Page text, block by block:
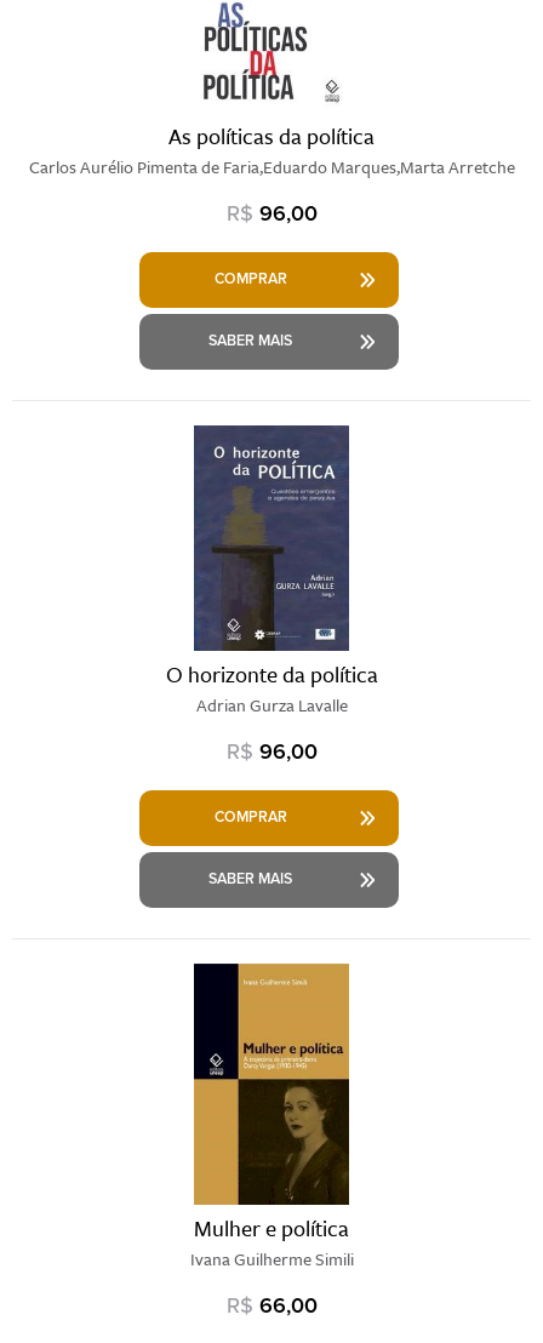
As políticas da política
Carlos Aurélio Pimenta de Faria,Eduardo Marques,Marta Arretche
R$ 96,00
COMPRAR
SABER MAIS
O horizonte da política
Adrian Gurza Lavalle
R$ 96,00
COMPRAR
SABER MAIS
Mulher e política
Ivana Guilherme Simili
R$ 66,00